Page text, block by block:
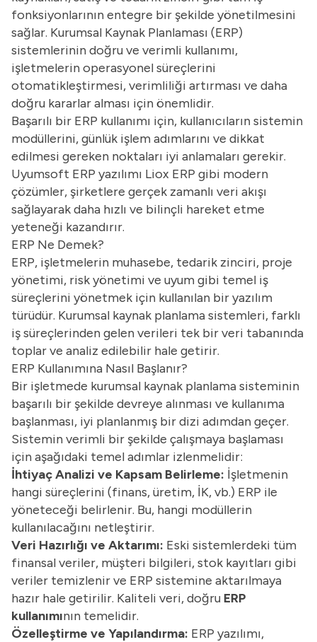
fonksiyonlarının entegre bir şekilde yönetilmesini
sağlar. Kurumsal Kaynak Planlaması (ERP)
sistemlerinin doğru ve verimli kullanımı,
işletmelerin operasyonel süreçlerini
otomatikleştirmesi, verimliliği artırması ve daha
doğru kararlar alması için önemlidir.
Başarılı bir ERP kullanımı için, kullanıcıların sistemin
modüllerini, günlük işlem adımlarını ve dikkat
edilmesi gereken noktaları iyi anlamaları gerekir.
Uyumsoft ERP yazılımı Liox ERP gibi modern
çözümler, şirketlere gerçek zamanlı veri akışı
sağlayarak daha hızlı ve bilinçli hareket etme
yeteneği kazandırır.
ERP Ne Demek?
ERP, işletmelerin muhasebe, tedarik zinciri, proje
yönetimi, risk yönetimi ve uyum gibi temel iş
süreçlerini yönetmek için kullanılan bir yazılım
türüdür. Kurumsal kaynak planlama sistemleri, farklı
iş süreçlerinden gelen verileri tek bir veri tabanında
toplar ve analiz edilebilir hale getirir.
ERP Kullanımına Nasıl Başlanır?
Bir işletmede kurumsal kaynak planlama sisteminin
başarılı bir şekilde devreye alınması ve kullanıma
başlanması, iyi planlanmış bir dizi adımdan geçer.
Sistemin verimli bir şekilde çalışmaya başlaması
için aşağıdaki temel adımlar izlenmelidir:
İhtiyaç Analizi ve Kapsam Belirleme: İşletmenin
hangi süreçlerini (finans, üretim, İK, vb.) ERP ile
yöneteceği belirlenir. Bu, hangi modüllerin
kullanılacağını netleştirir.
Veri Hazırlığı ve Aktarımı: Eski sistemlerdeki tüm
finansal veriler, müşteri bilgileri, stok kayıtları gibi
veriler temizlenir ve ERP sistemine aktarılmaya
hazır hale getirilir. Kaliteli veri, doğru ERP
kullanımının temelidir.
Özelleştirme ve Yapılandırma: ERP yazılımı,